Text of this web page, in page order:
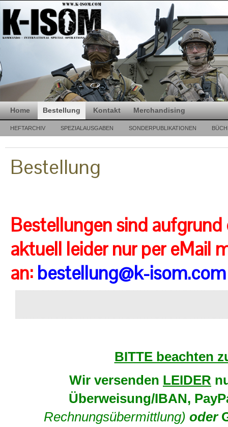
Home Bestellung Kontakt Merchandising
HEFTARCHIV SPEZIALAUSGABEN SONDERPUBLIKATIONEN
Bestellung
Bestellungen sind
aktuell leider nur per eMail
an: bestellung@k-isom.com
BITTE beachten
Wir versenden LEIDER
Überweisung/IBAN,
Rechnungsübermittlung) oder